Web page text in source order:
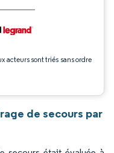
acteurs sont triés sans ordre
de secours par